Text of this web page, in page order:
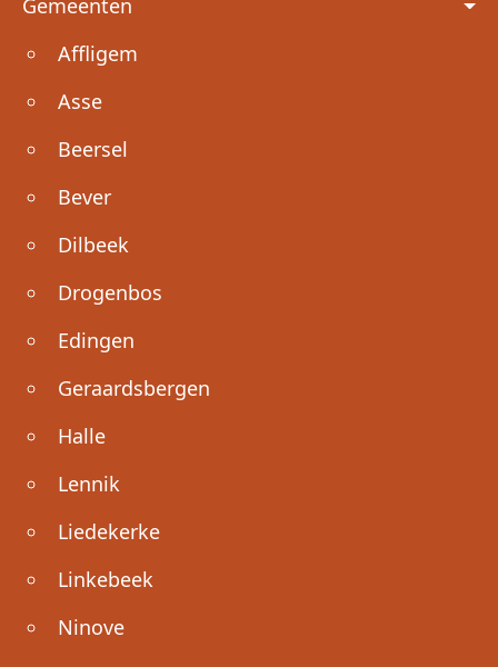
Gemeenten
Affligem
Asse
Beersel
Bever
Dilbeek
Drogenbos
Edingen
Geraardsbergen
Halle
Lennik
Liedekerke
Linkebeek
Ninove